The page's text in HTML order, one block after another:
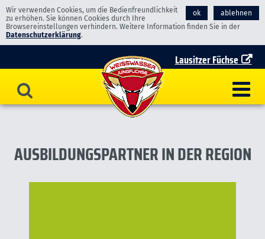
ok ablehnen
Wir verwenden Cookies, um die Bedienfreundlichkeit
zu erhöhen. Sie können Cookies durch Ihre
Browsereinstellungen verhindern. Weitere Information finden Sie in der
Datenschutzerklärung.
Lausitzer Füchse
AUSBILDUNGSPARTNER IN DER REGION